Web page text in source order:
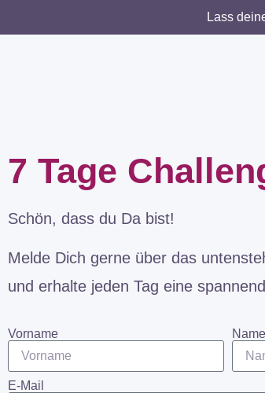
Lass
7 Tage
Schön, dass du Da bist!
Melde Dich gerne über das
und erhalte jeden Tag eine
Vorname Name
E-Mail